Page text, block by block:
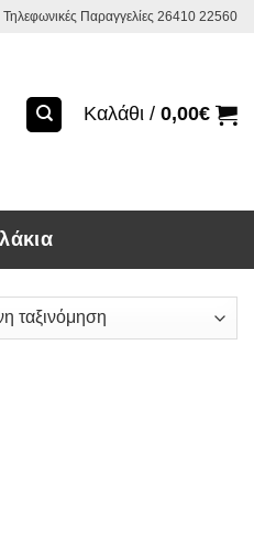
Τηλεφωνικές Παραγγελίες 26410 22560
Καλάθι / 0,00€